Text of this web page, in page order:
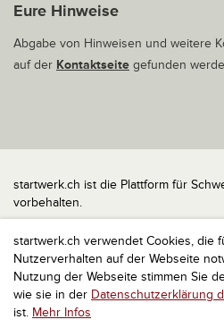
startwerk.ch verwendet Cookies, die
Nutzerverhalten auf der Webseite
Nutzung der Webseite stimmen Sie
wie sie in der Datenschutzerklärung
ist. Mehr Infos
Eure Hinweise
Abgabe von Hinweisen und weitere
auf der Kontaktseite gefunden
startwerk.ch ist die Plattform für
vorbehalten.
Impressum
Kontakt
nach oben